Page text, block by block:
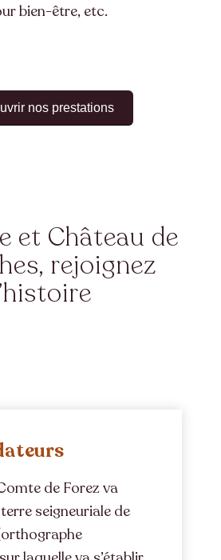
bien-être, etc.
nos prestations
et Château de
rejoignez
de Forez va
seigneuriale de